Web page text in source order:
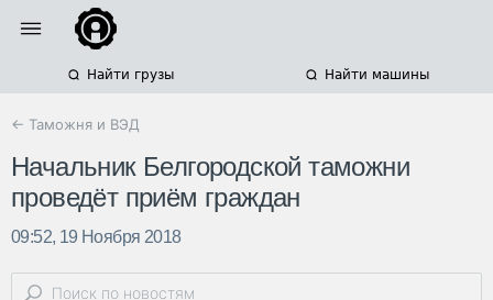
Найти грузы Найти машины
← Таможня и ВЭД
Начальник Белгородской таможни
проведёт приём граждан
09:52, 19 Ноября 2018